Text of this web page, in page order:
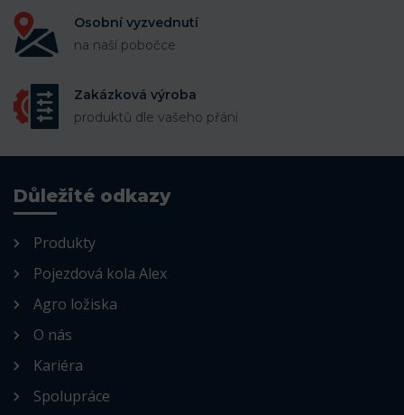
Osobní vyzvednutí
na naší pobočce
Zakázková výroba
produktů dle vašeho přání
Důležité odkazy
Produkty
Pojezdová kola Alex
Agro ložiska
O nás
Kariéra
Spolupráce